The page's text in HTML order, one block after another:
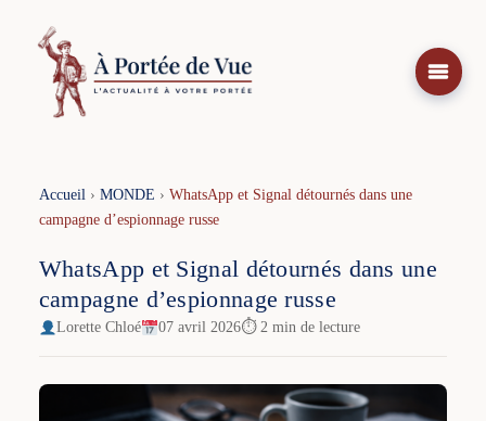
contenu
Accueil› MONDE › WhatsApp et Signal détournés dans une
campagne d’espionnage russe
WhatsApp et Signal détournés dans une
campagne d’espionnage russe
Lorette Chloé 07 avril 2026⏱ 2 min de lecture